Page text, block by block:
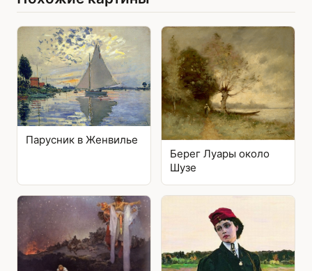
Парусник в Женвилье
Берег Луары около
Шузе